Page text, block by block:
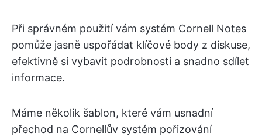
Při správném použití vám systém Cornell Notes
pomůže jasně uspořádat klíčové body z diskuse,
efektivně si vybavit podrobnosti a snadno sdílet
informace.
Máme několik šablon, které vám usnadní
přechod na Cornellův systém pořizování